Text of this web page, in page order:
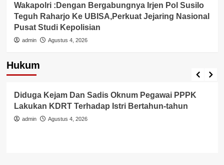
Wakapolri :Dengan Bergabungnya Irjen Pol Susilo
Teguh Raharjo Ke UBISA,Perkuat Jejaring Nasional
Pusat Studi Kepolisian
admin Agustus 4, 2026
Hukum
Berita Polisi
Diduga Kejam Dan Sadis Oknum Pegawai PPPK
Lakukan KDRT Terhadap Istri Bertahun-tahun
admin Agustus 4, 2026